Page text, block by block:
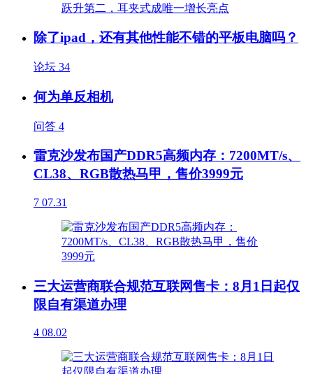
除了ipad，还有其他性能不错的平板电脑吗？
论坛 34
何为单反相机
问答 4
雷克沙发布国产DDR5高频内存：7200MT/s、
CL38、RGB散热马甲，售价3999元
7 07.31
三大运营商联合规范互联网售卡：8月1日起仅
限自有渠道办理
4 08.02